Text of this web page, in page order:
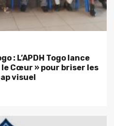
: L’APDH Togo lance
le Cœur » pour briser les
visuel